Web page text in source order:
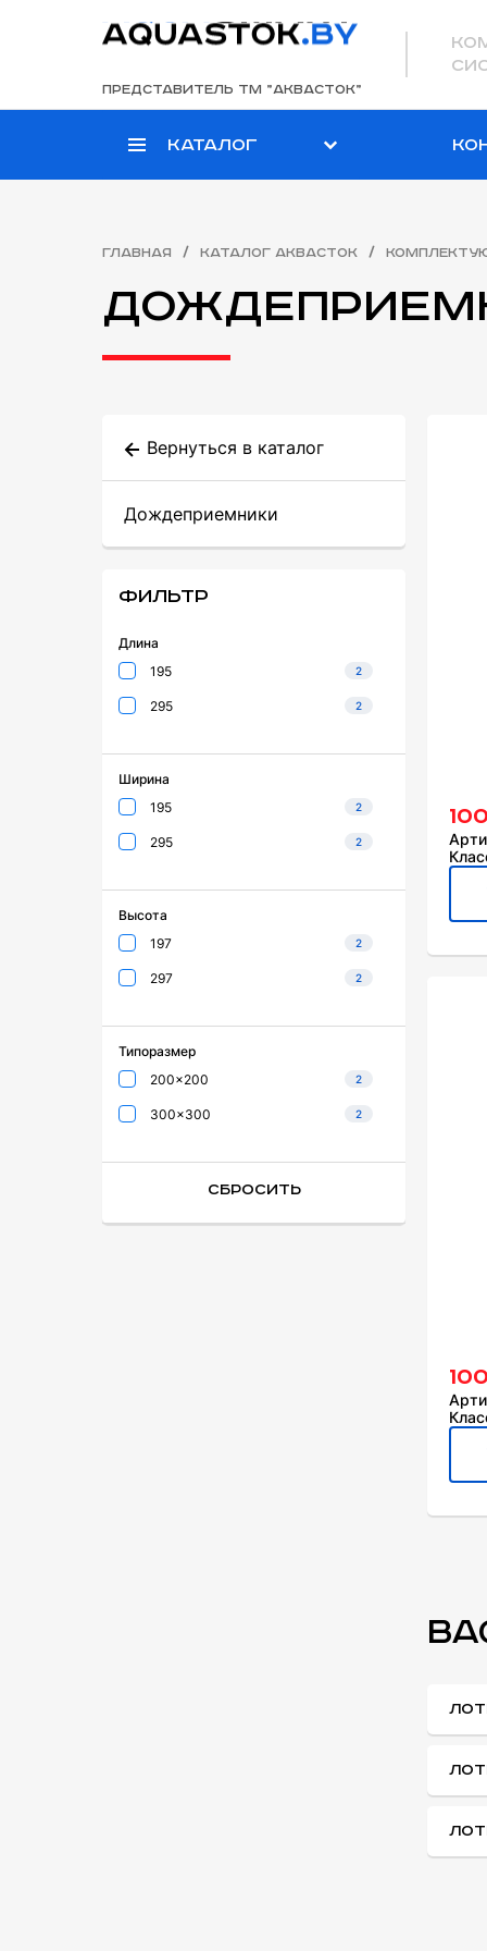
представитель ТМ ”аквасток”
Каталог
Главная / Каталог Аквасток /
Вернуться в каталог
Дождеприемники
Фильтр
Длина
195
2
295 2
Ширина
195
2
295 2
Высота
197
2
297 2
Типоразмер
200x200
2
300x300 2
Сбросить